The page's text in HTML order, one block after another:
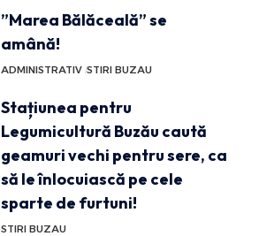
”Marea Bălăceală” se
amână!
ADMINISTRATIV STIRI BUZAU
Stațiunea pentru
Legumicultură Buzău caută
geamuri vechi pentru sere, ca
să le înlocuiască pe cele
sparte de furtuni!
STIRI BUZAU